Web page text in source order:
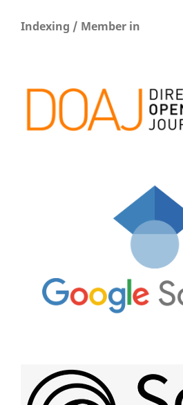
Indexing / Member in